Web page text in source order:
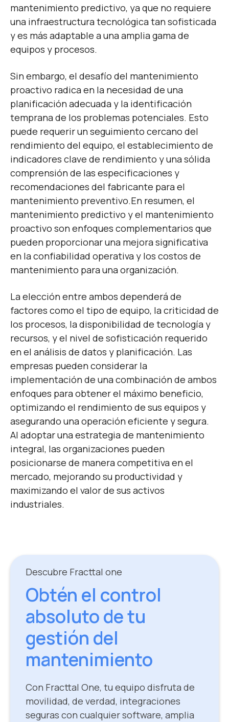
mantenimiento predictivo, ya que no requiere
una infraestructura tecnológica tan sofisticada
y es más adaptable a una amplia gama de
equipos y procesos.
Sin embargo, el desafío del mantenimiento
proactivo radica en la necesidad de una
planificación adecuada y la identificación
temprana de los problemas potenciales. Esto
puede requerir un seguimiento cercano del
rendimiento del equipo, el establecimiento de
indicadores clave de rendimiento y una sólida
comprensión de las especificaciones y
recomendaciones del fabricante para el
mantenimiento preventivo.En resumen, el
mantenimiento predictivo y el mantenimiento
proactivo son enfoques complementarios que
pueden proporcionar una mejora significativa
en la confiabilidad operativa y los costos de
mantenimiento para una organización.
La elección entre ambos dependerá de
factores como el tipo de equipo, la criticidad de
los procesos, la disponibilidad de tecnología y
recursos, y el nivel de sofisticación requerido
en el análisis de datos y planificación. Las
empresas pueden considerar la
implementación de una combinación de ambos
enfoques para obtener el máximo beneficio,
optimizando el rendimiento de sus equipos y
asegurando una operación eficiente y segura.
Al adoptar una estrategia de mantenimiento
integral, las organizaciones pueden
posicionarse de manera competitiva en el
mercado, mejorando su productividad y
maximizando el valor de sus activos
industriales.
Descubre Fracttal one
Obtén el control
absoluto de tu
gestión del
mantenimiento
Con Fracttal One, tu equipo disfruta de
movilidad, de verdad, integraciones
seguras con cualquier software, amplia